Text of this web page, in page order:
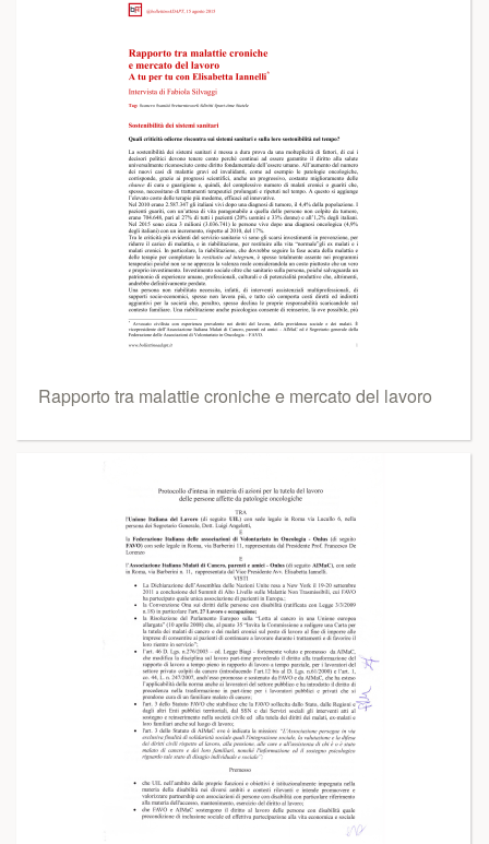
Rapporto tra malattie croniche e mercato del lavoro